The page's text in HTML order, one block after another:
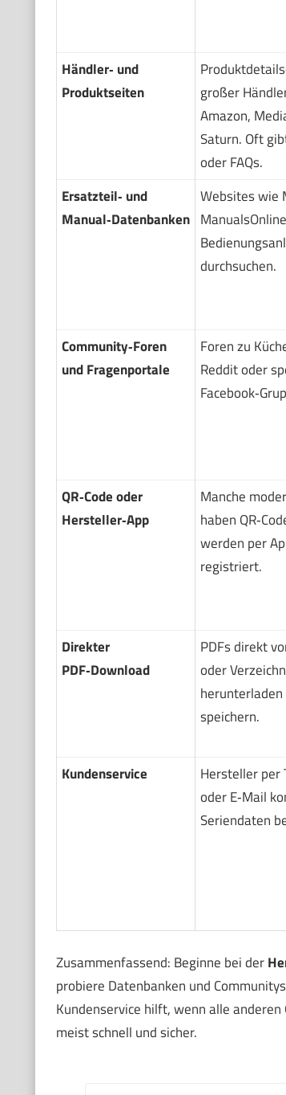
Händler‑ und
Produktseiten
großer
Amazon,
Saturn. Oft
oder FAQs.
Ersatzteil‑ und
Manual‑Datenbanken
Websites wie
durchsuchen.
Community‑Foren
und Fragenportale
Foren zu
Reddit oder
QR‑Code oder
Hersteller‑App
Manche
haben
werden per
registriert.
Direkter
PDF‑Download
PDFs direkt
oder
speichern.
Kundenservice
Hersteller per
oder E‑Mail
Seriendaten
Zusammenfassend: Beginne bei der
probiere Datenbanken und
Kundenservice hilft, wenn alle
meist schnell und sicher.